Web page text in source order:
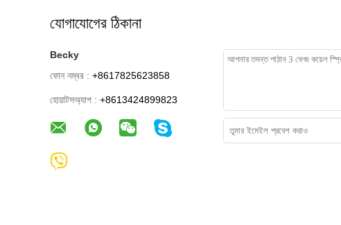
যোগাযোগের ঠিকানা
Becky
ফোন নম্বর : +8617825623858
হোয়াটসঅ্যাপ : +8613424899823